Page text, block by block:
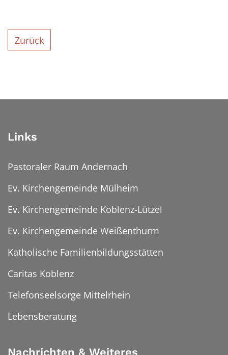
Zurück
Links
Pastoraler Raum Andernach
Ev. Kirchengemeinde Mülheim
Ev. Kirchengemeinde Koblenz-Lützel
Ev. Kirchengemeinde Weißenthurm
Katholische Familienbildungsstätten
Caritas Koblenz
Telefonseelsorge Mittelrhein
Lebensberatung
Nachrichten & Weiteres